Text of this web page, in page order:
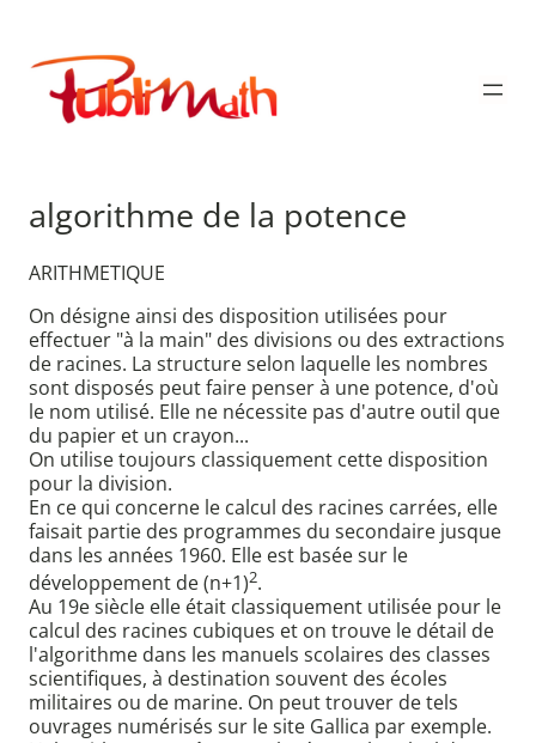
contenu
Publimath
algorithme de la potence
ARITHMETIQUE
On désigne ainsi des disposition utilisées pour
effectuer "à la main" des divisions ou des extractions
de racines. La structure selon laquelle les nombres
sont disposés peut faire penser à une potence, d'où
le nom utilisé. Elle ne nécessite pas d'autre outil que
du papier et un crayon...
On utilise toujours classiquement cette disposition
pour la division.
En ce qui concerne le calcul des racines carrées, elle
faisait partie des programmes du secondaire jusque
dans les années 1960. Elle est basée sur le
développement de (n+1)2.
Au 19e siècle elle était classiquement utilisée pour le
calcul des racines cubiques et on trouve le détail de
l'algorithme dans les manuels scolaires des classes
scientifiques, à destination souvent des écoles
militaires ou de marine. On peut trouver de tels
ouvrages numérisés sur le site Gallica par exemple.